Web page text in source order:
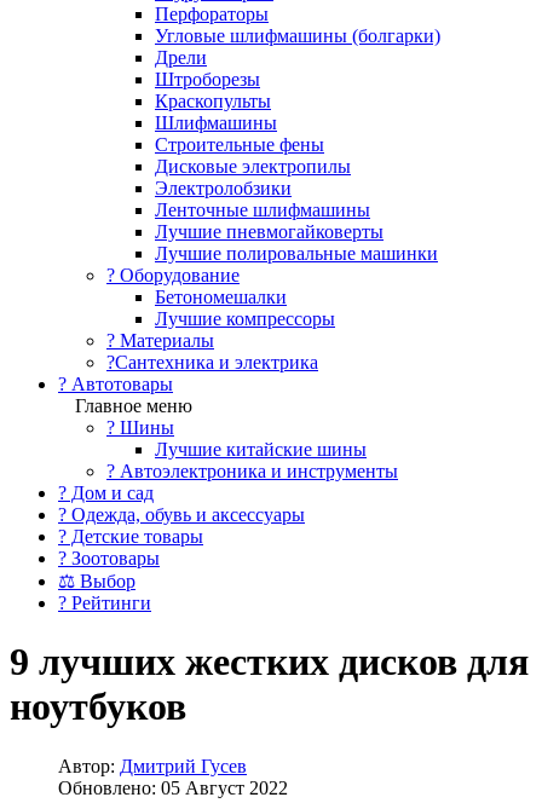
Перфораторы
Угловые шлифмашины (болгарки)
Дрели
Штроборезы
Краскопульты
Шлифмашины
Строительные фены
Дисковые электропилы
Электролобзики
Ленточные шлифмашины
Лучшие пневмогайковерты
Лучшие полировальные машинки
?️ Оборудование
Бетономешалки
Лучшие компрессоры
? Материалы
?Сантехника и электрика
? Автотовары
Главное меню
? Шины
Лучшие китайские шины
? Автоэлектроника и инструменты
? Дом и сад
? Одежда, обувь и аксессуары
? Детские товары
? Зоотовары
⚖ Выбор
? Рейтинги
9 лучших жестких дисков для
ноутбуков
Автор: Дмитрий Гусев
Обновлено: 05 Август 2022